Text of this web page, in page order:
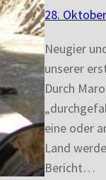
28.
Neugier
unserer
Durch
eine oder
Land
Bericht…